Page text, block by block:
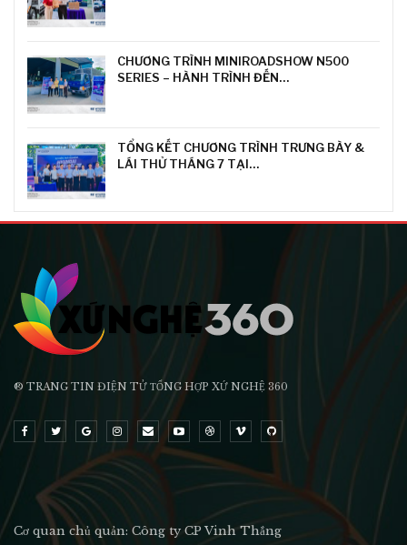
CHƯƠNG TRÌNH MINIROADSHOW N500
SERIES – HÀNH TRÌNH ĐẾN…
TỔNG KẾT CHƯƠNG TRÌNH TRƯNG BÀY &
LÁI THỬ THÁNG 7 TẠI…
® TRANG TIN ĐIỆN TỬ ТỔNG HỢP XỨ NGHỆ 360
Cơ quan chủ quản: Công ty CP Vinh Thắng